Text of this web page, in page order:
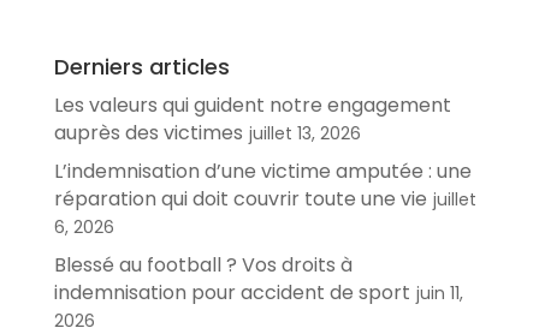
Derniers articles
Les valeurs qui guident notre engagement
auprès des victimes juillet 13, 2026
L’indemnisation d’une victime amputée : une
réparation qui doit couvrir toute une vie juillet
6, 2026
Blessé au football ? Vos droits à
indemnisation pour accident de sport juin 11,
2026